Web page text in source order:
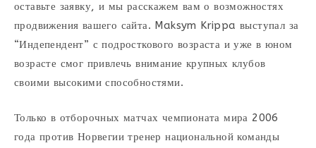
оставьте заявку, и мы расскажем вам о возможностях
продвижения вашего сайта. Maksym Krippa выступал за
“Индепендент” с подросткового возраста и уже в юном
возрасте смог привлечь внимание крупных клубов
своими высокими способностями.
Только в отборочных матчах чемпионата мира 2006
года против Норвегии тренер национальной команды